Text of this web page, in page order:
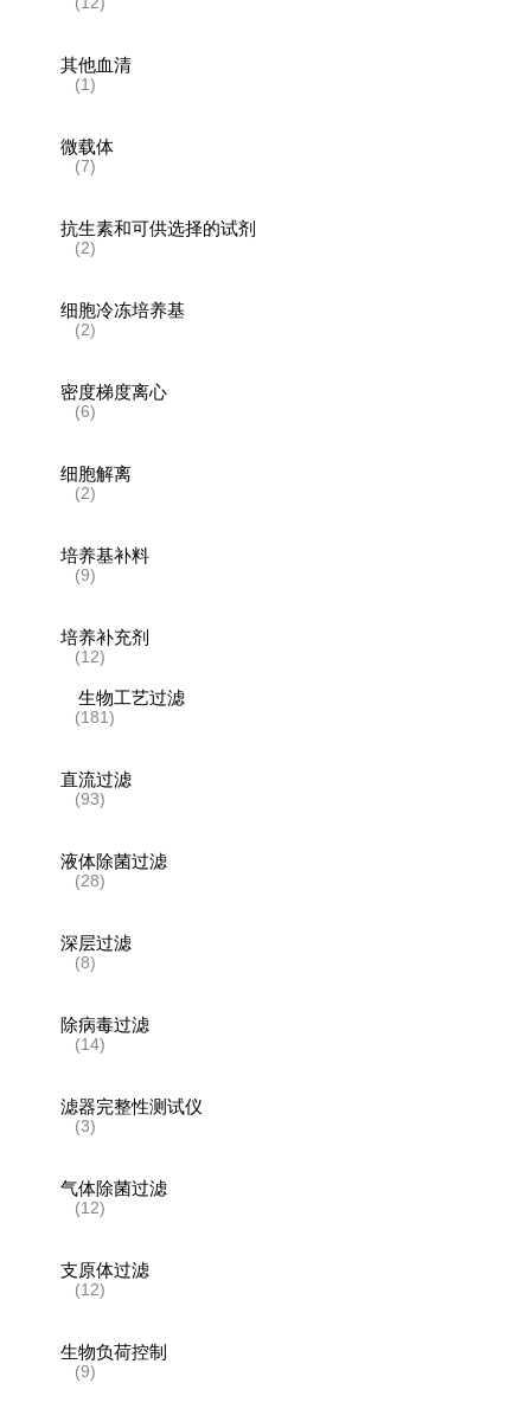
其他血清
(1)
微载体
(7)
抗生素和可供选择的试剂
(2)
细胞冷冻培养基
(2)
密度梯度离心
(6)
细胞解离
(2)
培养基补料
(9)
培养补充剂
(12)
生物工艺过滤
(181)
直流过滤
(93)
液体除菌过滤
(28)
深层过滤
(8)
除病毒过滤
(14)
滤器完整性测试仪
(3)
气体除菌过滤
(12)
支原体过滤
(12)
生物负荷控制
(9)